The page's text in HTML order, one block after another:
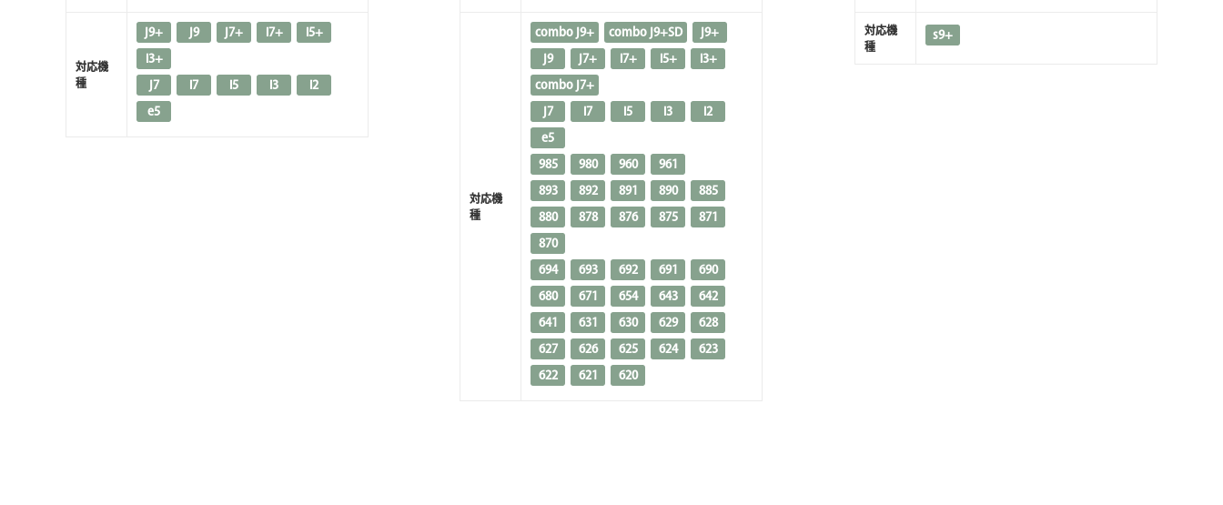
対応機
種
j9+ j9 j7+ i7+ i5+
i3+
j7 i7 i5 i3 i2
e5
対応機
種
combo j9+ combo j9+SD j9+
j9 j7+ i7+ i5+ i3+
combo j7+
j7 i7 i5 i3 i2
e5
985 980 960 961
893 892 891 890 885
880 878 876 875 871
870
694 693 692 691 690
680 671 654 643 642
641 631 630 629 628
627 626 625 624 623
622 621 620
対応機
種
s9+